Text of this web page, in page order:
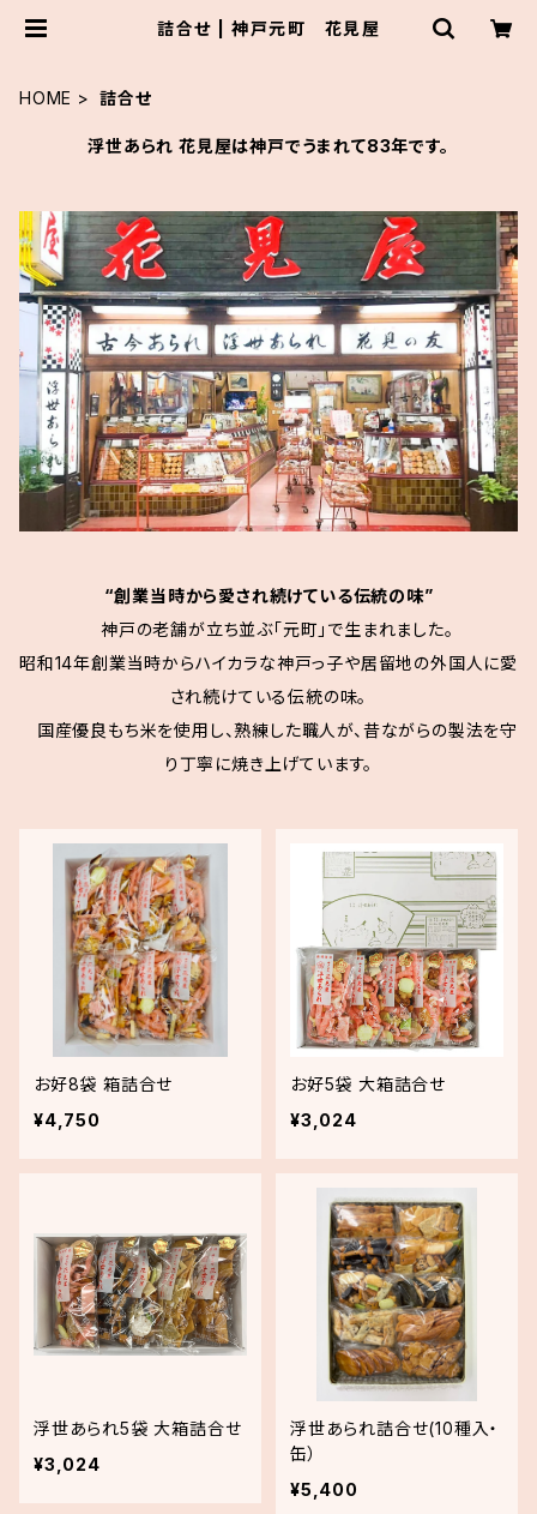
詰合せ | 神戸元町 花見屋
HOME 詰合せ
浮世あられ 花見屋は神戸でうまれて83年です。
“創業当時から愛され続けている伝統の味”
神戸の老舗が立ち並ぶ「元町」で生まれました。
昭和14年創業当時からハイカラな神戸っ子や居留地の外国人に愛
され続けている伝統の味。
国産優良もち米を使用し、熟練した職人が、昔ながらの製法を守
り丁寧に焼き上げています。
お好8袋 箱詰合せ
¥4,750
お好5袋 大箱詰合せ
¥3,024
浮世あられ5袋 大箱詰合せ
¥3,024
浮世あられ詰合せ(10種入・
缶）
¥5,400